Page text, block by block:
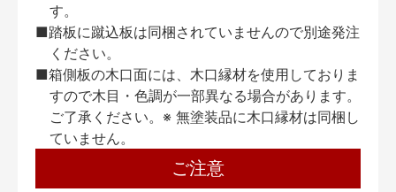
す。
■踏板に蹴込板は同梱されていませんので別途発注
ください。
■箱側板の木口面には、木口縁材を使用しておりま
すので木目・色調が一部異なる場合があります。
ご了承ください。※ 無塗装品に木口縁材は同梱し
ていません。
ご注意